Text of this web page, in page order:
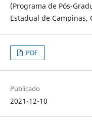
(Programa de Pós-
Estadual de Campinas,
PDF
Publicado
2021-12-10